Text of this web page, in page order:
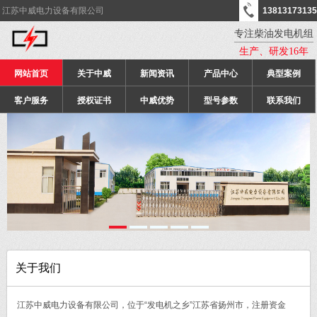
江苏中威电力设备有限公司 13813173135
专注柴油发电机组
生产、研发16年
网站首页 关于中威 新闻资讯 产品中心 典型案例
客户服务 授权证书 中威优势 型号参数 联系我们
关于我们
江苏中威电力设备有限公司，位于“发电机之乡”江苏省扬州市，注册资金